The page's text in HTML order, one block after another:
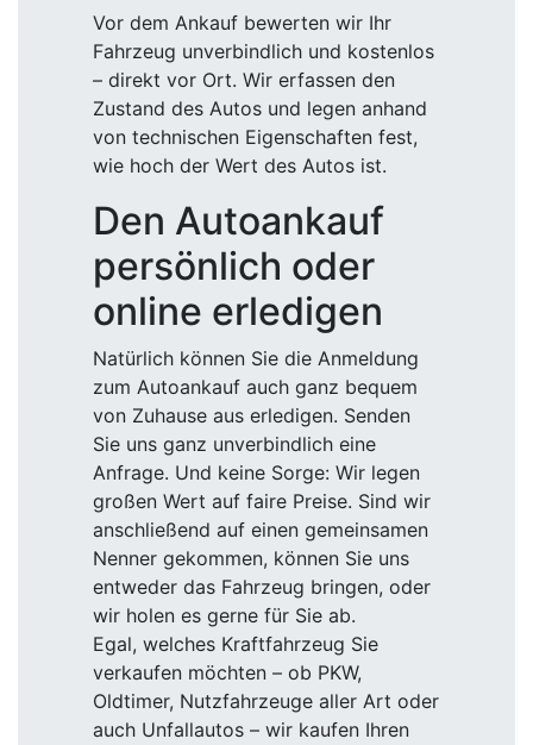
Vor dem Ankauf bewerten wir Ihr
Fahrzeug unverbindlich und kostenlos
– direkt vor Ort. Wir erfassen den
Zustand des Autos und legen anhand
von technischen Eigenschaften fest,
wie hoch der Wert des Autos ist.
Den Autoankauf
persönlich oder
online erledigen
Natürlich können Sie die Anmeldung
zum Autoankauf auch ganz bequem
von Zuhause aus erledigen. Senden
Sie uns ganz unverbindlich eine
Anfrage. Und keine Sorge: Wir legen
großen Wert auf faire Preise. Sind wir
anschließend auf einen gemeinsamen
Nenner gekommen, können Sie uns
entweder das Fahrzeug bringen, oder
wir holen es gerne für Sie ab.
Egal, welches Kraftfahrzeug Sie
verkaufen möchten – ob PKW,
Oldtimer, Nutzfahrzeuge aller Art oder
auch Unfallautos – wir kaufen Ihren